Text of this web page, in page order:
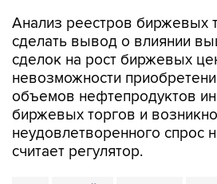
Анализ реестров биржевых
сделать вывод о влиянии
сделок на рост биржевых
невозможности
объемов нефтепродуктов
биржевых торгов и
неудовлетворенного спрос
считает регулятор.